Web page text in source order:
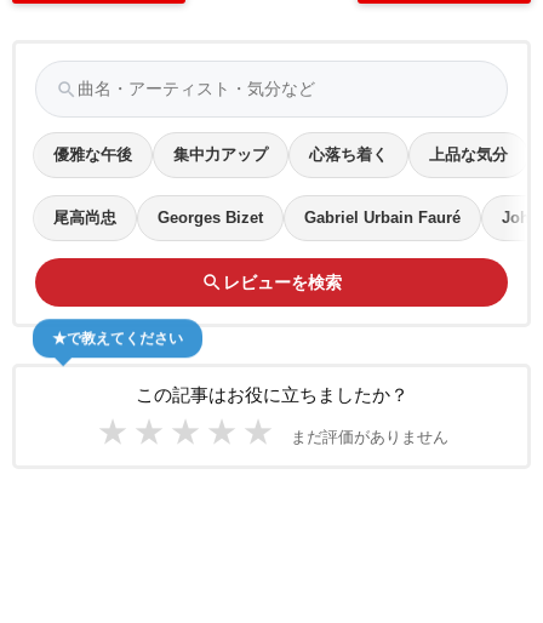
search
優雅な午後 集中力アップ 心落ち着く 上品な気分
尾高尚忠 Georges Bizet Gabriel Urbain Fauré
search レビューを検索
この記事はお役に立ちましたか？
★ ★ ★ ★ ★ まだ評価がありません
★で教えてください